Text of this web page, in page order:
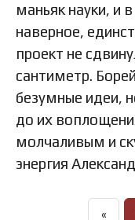
маньяк науки, и
наверное,
проект не
сантиметр.
безумные идеи,
до их
молчаливым и
энергия
«